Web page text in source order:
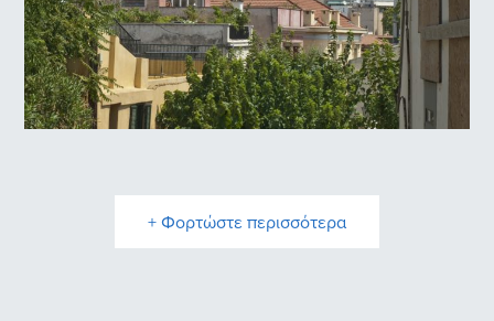
+ Φορτώστε περισσότερα